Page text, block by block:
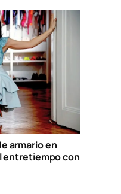
armario en
entretiempo con